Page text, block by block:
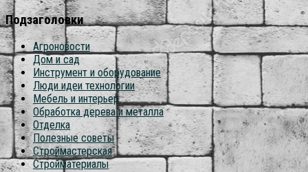
Подзаголовки
Агроновости
Дом и сад
Инструмент и оборудование
Люди идеи технологии
Мебель и интерьер
Обработка дерева и металла
Отделка
Полезные советы
Строймастерская
Стройматериалы